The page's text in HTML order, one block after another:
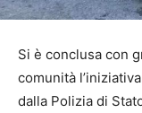
Si è conclusa con
comunità
dalla Polizia di